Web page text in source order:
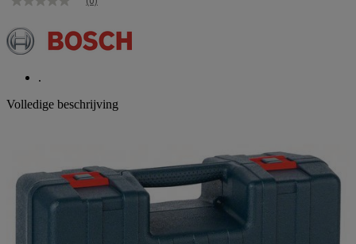
Geen
Dezelfde
paginalink.
.
Volledige beschrijving